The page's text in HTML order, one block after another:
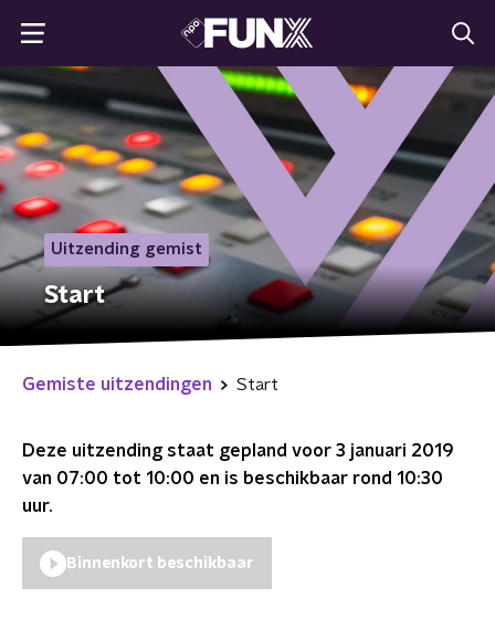
Uitzending gemist
Start
Gemiste uitzendingen Start
Deze uitzending staat gepland voor 3 januari 2019
van 07:00 tot 10:00 en is beschikbaar rond 10:30
uur.
Binnenkort beschikbaar